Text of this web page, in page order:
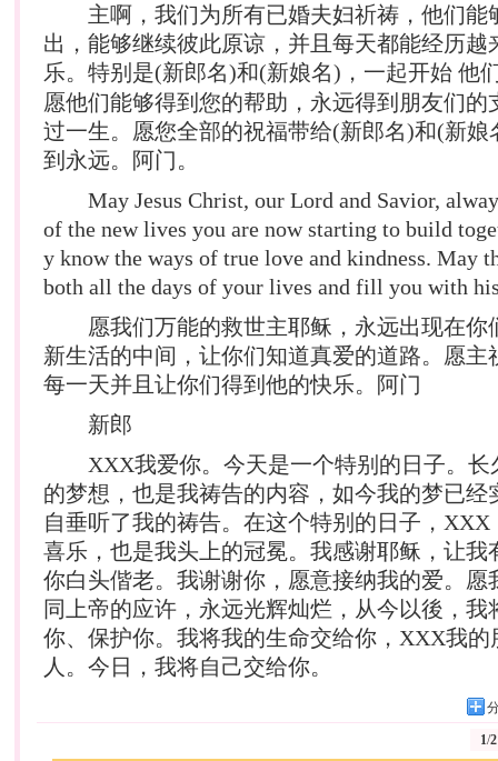
主啊，我们为所有已婚夫妇祈祷，他们能
出，能够继续彼此原谅，并且每天都能经历越
乐。特别是(新郎名)和(新娘名)，一起开始 他
愿他们能够得到您的帮助，永远得到朋友们的
过一生。愿您全部的祝福带给(新郎名)和(新娘
到永远。阿门。
May Jesus Christ, our Lord and Savior,
of the new lives you are now starting to build
y know the ways of true love and kindness. May
both all the days of your lives and fill you with
愿我们万能的救世主耶稣，永远出现在你
新生活的中间，让你们知道真爱的道路。愿主
每一天并且让你们得到他的快乐。阿门
新郎
XXX我爱你。今天是一个特别的日子。长
的梦想，也是我祷告的内容，如今我的梦已经
自垂听了我的祷告。在这个特别的日子，XXX
喜乐，也是我头上的冠冕。我感谢耶稣，让我
你白头偕老。我谢谢你，愿意接纳我的爱。愿
同上帝的应许，永远光辉灿烂，从今以後，我
你、保护你。我将我的生命交给你，XXX我的
人。今日，我将自己交给你。
1/2